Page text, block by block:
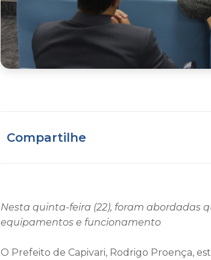
Compartilhe
Nesta quinta-feira (22), foram abordadas
equipamentos e funcionamento
O Prefeito de Capivari, Rodrigo Proença,